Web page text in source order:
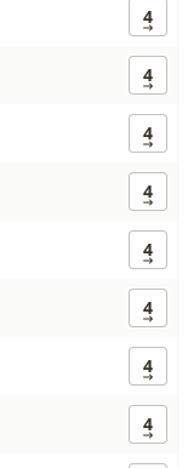
4
4
4
4
4
4
4
4